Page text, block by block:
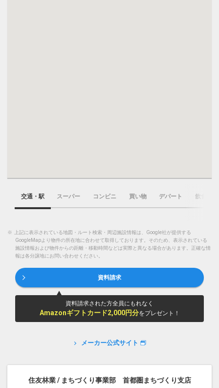
交通・駅 スーパー コンビニ 買い物 デパート 飲食店
※
上記に表示されている地図・ルート検索・周辺施設情報は、Google社が提供する
GoogleMapより物件の所在地に合わせて取得しております。そのため、表示されている
施設情報および物件からの距離・移動時間などは実際と異なる場合があります。正確な情
報は各分譲地にお問い合わせください。
資料請求
資料請求された方全員にもれなく
Amazonギフトカード2,000円分をプレゼント！
メーカー公式サイト
住友林業 / まちづくり事業部 首都圏まちづくり支店